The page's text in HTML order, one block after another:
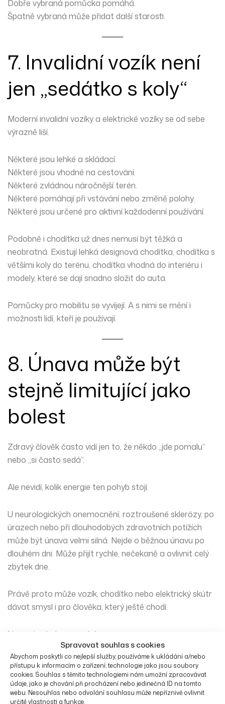
Spravovat souhlas s cookies
Abychom poskytli co nejlepší služby, používáme k ukládání a/nebo
přístupu k informacím o zařízení, technologie jako jsou soubory
cookies. Souhlas s těmito technologiemi nám umožní zpracovávat
údaje, jako je chování při procházení nebo jedinečná ID na tomto
webu. Nesouhlas nebo odvolání souhlasu může nepříznivě ovlivnit
určité vlastnosti a funkce.
Dobře vybraná pomůcka pomáhá.
Špatně vybraná může přidat další starosti.
7. Invalidní vozík není
jen „sedátko s koly“
Moderní invalidní vozíky a elektrické vozíky se od sebe
výrazně liší.
Některé jsou lehké a skládací.
Některé jsou vhodné na cestování.
Některé zvládnou náročnější terén.
Některé pomáhají při vstávání nebo změně polohy.
Některé jsou určené pro aktivní každodenní používání.
Podobně i chodítka už dnes nemusí být těžká a
neobratná. Existují lehká designová chodítka, chodítka s
většími koly do terénu, chodítka vhodná do interiéru i
modely, které se dají snadno složit do auta.
Pomůcky pro mobilitu se vyvíjejí. A s nimi se mění i
možnosti lidí, kteří je používají.
8. Únava může být
stejně limitující jako
bolest
Zdravý člověk často vidí jen to, že někdo „jde pomalu“
nebo „si často sedá“.
Ale nevidí, kolik energie ten pohyb stojí.
U neurologických onemocnění, roztroušené sklerózy, po
úrazech nebo při dlouhodobých zdravotních potížích
může být únava velmi silná. Nejde o běžnou únavu po
dlouhém dni. Může přijít rychle, nečekaně a ovlivnit celý
zbytek dne.
Právě proto může vozík, chodítko nebo elektrický skútr
dávat smysl i pro člověka, který ještě chodí.
Ne proto, že by se vzdal.
Ale proto, že si chce uchovat sílu na život, ne ji všechnu
spotřebovat jen na přesun.